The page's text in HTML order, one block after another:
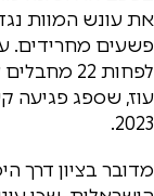
את עונש המוות
פשעים מחרידים.
לפחות 22
2023.
מדובר בציון דרך